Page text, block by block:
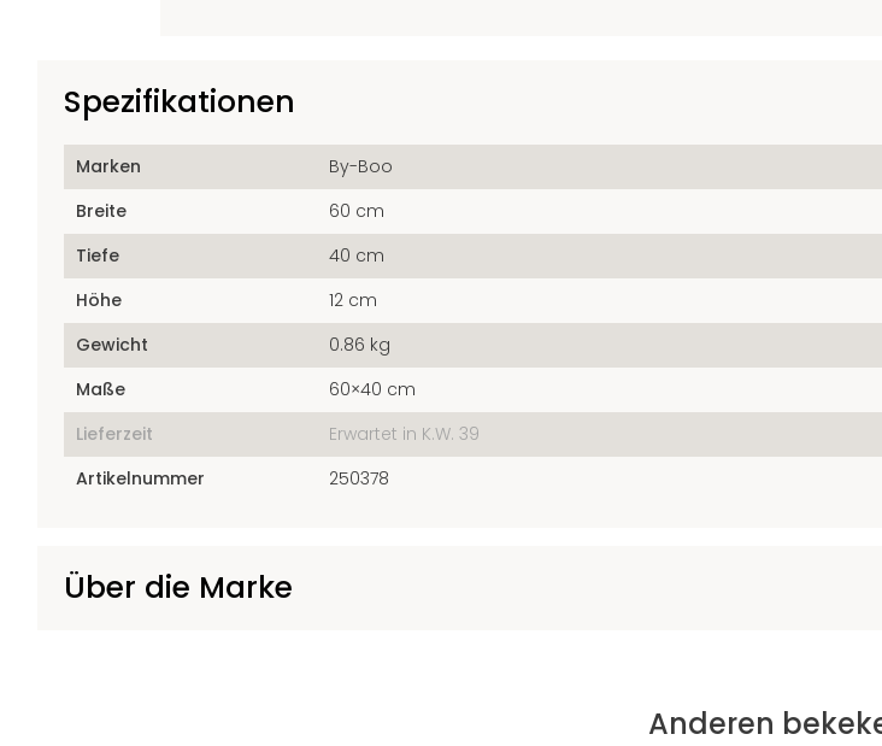
Spezifikationen
Marken
By-Boo
Breite
60 cm
Tiefe
40 cm
Höhe
12 cm
Gewicht
0.86 kg
Maße
60×40 cm
Lieferzeit
Erwartet in K.W. 39
Artikelnummer
250378
Über die Marke
Anderen